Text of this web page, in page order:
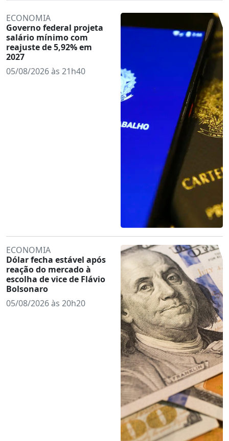
ECONOMIA
Governo federal projeta
salário mínimo com
reajuste de 5,92% em
2027
05/08/2026 às 21h40
ECONOMIA
Dólar fecha estável após
reação do mercado à
escolha de vice de Flávio
Bolsonaro
05/08/2026 às 20h20